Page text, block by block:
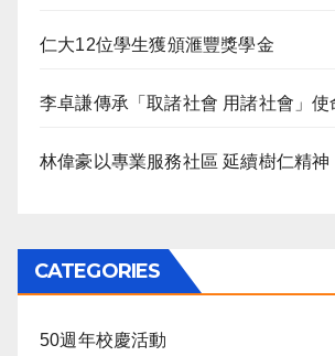
仁大12位學生獲頒滙豐獎學金
李卓謙傳承「取諸社會 用諸社會」使
林偉豪以專業服務社區 延續樹仁精神
CATEGORIES
50週年校慶活動